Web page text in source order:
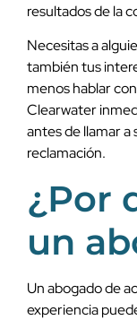
resultados de la
Necesitas a
también tus
menos hablar
Clearwater
antes de llamar a
reclamación.
¿Por
un
Un abogado de
experiencia